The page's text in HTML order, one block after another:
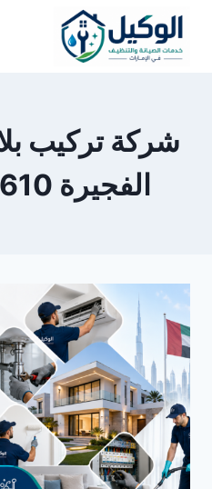
التجاوز
المحتوى
شركة تركيب
الفجيرة 0582482610